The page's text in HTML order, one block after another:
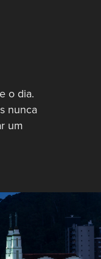
o dia.
nunca
um